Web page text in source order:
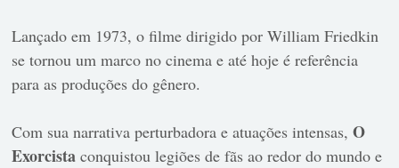
Lançado em 1973, o filme dirigido por William Friedkin
se tornou um marco no cinema e até hoje é referência
para as produções do gênero.
Com sua narrativa perturbadora e atuações intensas,O
Exorcista conquistou legiões de fãs ao redor do mundo e